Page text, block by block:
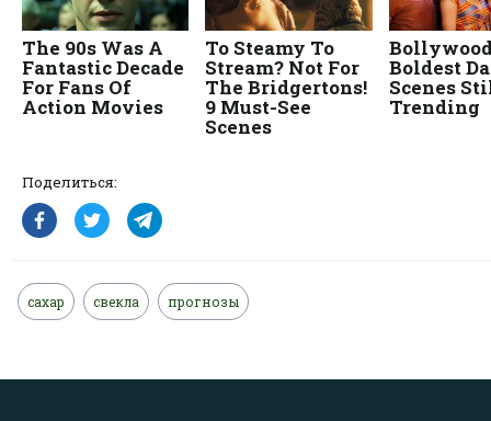
Поделиться:
сахар свекла прогнозы